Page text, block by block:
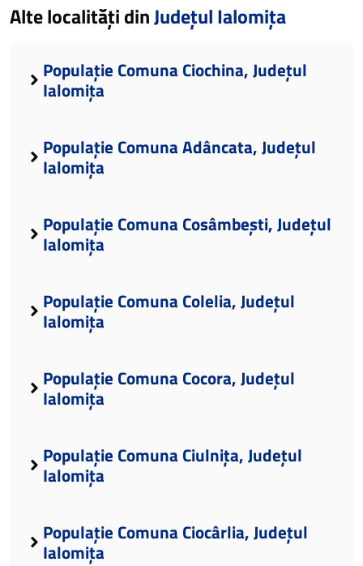
Alte localități dinJudețul Ialomița
Populație Comuna Ciochina, Județul
Ialomița
Populație Comuna Adâncata, Județul
Ialomița
Populație Comuna Cosâmbești, Județul
Ialomița
Populație Comuna Colelia, Județul
Ialomița
Populație Comuna Cocora, Județul
Ialomița
Populație Comuna Ciulnița, Județul
Ialomița
Populație Comuna Ciocârlia, Județul
Ialomița